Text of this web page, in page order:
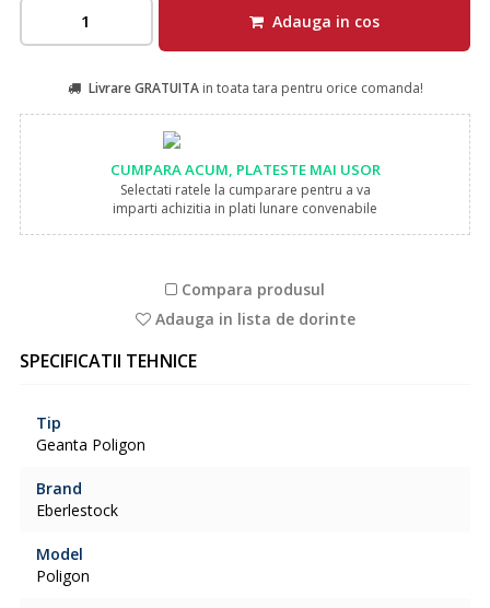
Adauga in cos
Livrare GRATUITAin toata tara pentru orice comanda!
CUMPARA ACUM, PLATESTE MAI USOR
Selectati ratele la cumparare pentru a va
imparti achizitia in plati lunare convenabile
Compara produsul
Adauga in lista de dorinte
SPECIFICATII TEHNICE
Tip
Geanta Poligon
Brand
Eberlestock
Model
Poligon